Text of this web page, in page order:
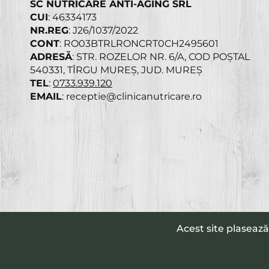
SC NUTRICARE ANTI-AGING SRL
CUI: 46334173
NR.REG: J26/1037/2022
CONT: RO03BTRLRONCRT0CH2495601
ADRESĂ: STR. ROZELOR NR. 6/A, COD POȘTAL
540331, TÎRGU MUREȘ, JUD. MUREȘ
TEL: 0733.939.120
EMAIL: receptie@clinicanutricare.ro
Acest site